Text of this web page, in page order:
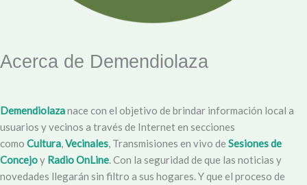
Acerca de Demendiolaza
Demendiolazanace con el objetivo de brindar información local a
usuarios y vecinos a través de Internet en secciones
como Cultura,Vecinales, Transmisiones en vivo de Sesiones de
Concejoy Radio OnLine. Con la seguridad de que las noticias y
novedades llegarán sin filtro a sus hogares. Y que el proceso de